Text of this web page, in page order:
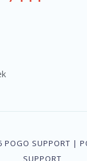
SUPPORT |
SUPPORT